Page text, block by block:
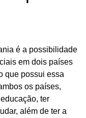
é a possibilidade
em dois países
que possui essa
os países,
ter
além de ter a